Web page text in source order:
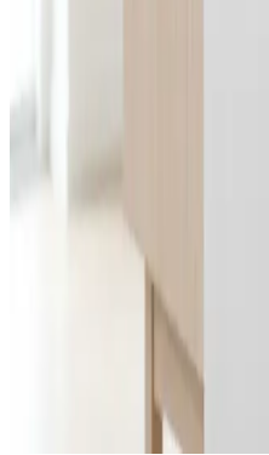
Professionel installation
70 60 30 04